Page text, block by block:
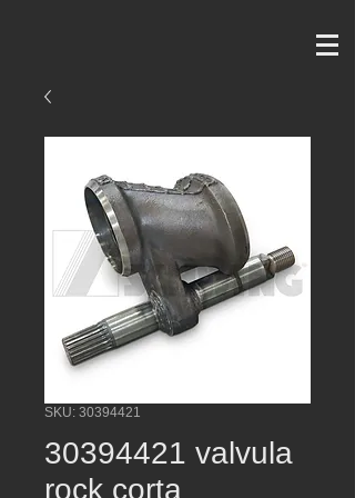
SKU: 30394421
30394421 valvula
rock corta